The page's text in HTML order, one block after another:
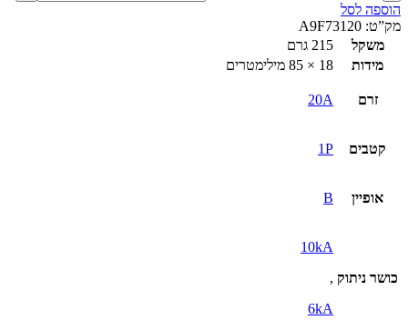
הוספה לסל
מק”ט: A9F73120
משקל
215 גרם
מידות
18 × 85 מילימטרים
זרם 20A
קטבים 1P
אופיין B
כושר ניתוק
10kA
,
6kA